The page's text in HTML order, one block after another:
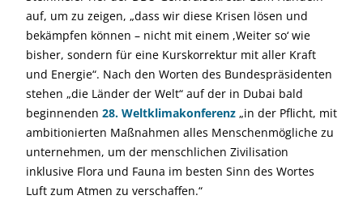
auf, um zu zeigen, „dass wir diese Krisen lösen und
bekämpfen können – nicht mit einem ,Weiter so‘ wie
bisher, sondern für eine Kurskorrektur mit aller Kraft
und Energie“. Nach den Worten des Bundespräsidenten
stehen „die Länder der Welt“ auf der in Dubai bald
beginnenden 28. Weltklimakonferenz „in der Pflicht, mit
ambitionierten Maßnahmen alles Menschenmögliche zu
unternehmen, um der menschlichen Zivilisation
inklusive Flora und Fauna im besten Sinn des Wortes
Luft zum Atmen zu verschaffen.“